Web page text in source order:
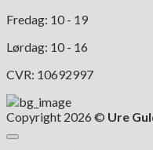
Fredag: 10 - 19
Lørdag: 10 - 16
CVR: 10692997
Copyright 2026 © Ure